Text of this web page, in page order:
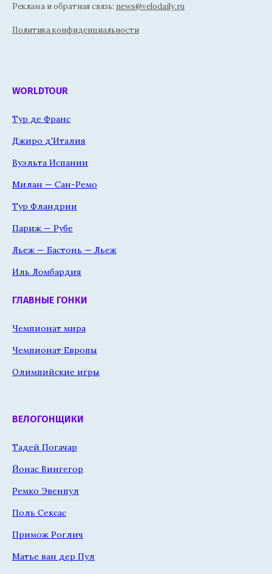
Реклама и обратная связь: news@velodaily.ru
Политика конфиденциальности
WORLDTOUR
Тур де Франс
Джиро д'Италия
Вуэльта Испании
Милан — Сан-Ремо
Тур Фландрии
Париж — Рубе
Льеж — Бастонь — Льеж
Иль Ломбардия
ГЛАВНЫЕ ГОНКИ
Чемпионат мира
Чемпионат Европы
Олимпийские игры
ВЕЛОГОНЩИКИ
Тадей Погачар
Йонас Вингегор
Ремко Эвенпул
Поль Сексас
Примож Роглич
Матье ван дер Пул